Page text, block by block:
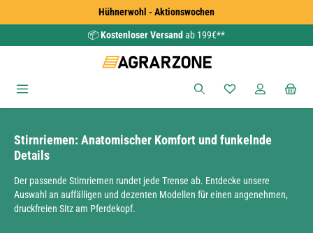
Zum Hauptinhalt springenHühnerwohl - Aktionswochen
📦Kostenloser Versand ab 199€**
Du hast 0
Stirnriemen: Anatomischer Komfort und funkelnde
Details
Der passende Stirnriemen rundet jede Trense ab. Entdecke unsere
Auswahl an auffälligen und dezenten Modellen für einen angenehmen,
druckfreien Sitz am Pferdekopf.